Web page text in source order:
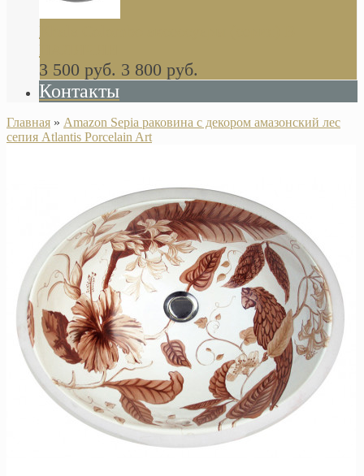
Khala Colombo аксессуары (серия) В
НАЛИЧИИ
3 500 руб. 3 800 руб.
Контакты
Главная » Amazon Sepia раковина с декором амазонский лес
сепия Atlantis Porcelain Art